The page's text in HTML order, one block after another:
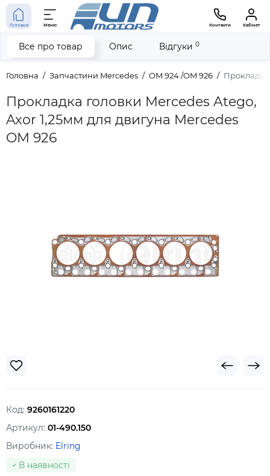
Головна Меню Контакти Кабінет
Головна Запчастини Mercedes OM 924 /OM 926 Прокладка
Прокладка головки Mercedes Atego,
Axor 1,25мм для двигуна Mercedes
OM 926
Все про товар Опис Відгуки 0
Код: 9260161220
Артикул: 01-490.150
Виробник: Elring
В наявності